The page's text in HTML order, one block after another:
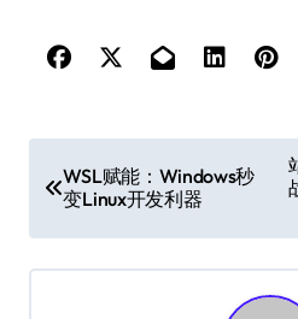
章
导
航
WSL赋能：Windows秒
变Linux开发利器